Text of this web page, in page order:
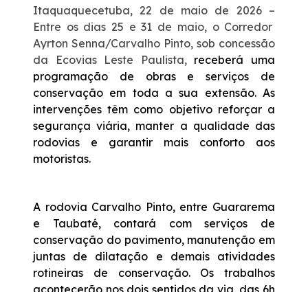
WhatsApp
Itaquaquecetuba, 22 de maio de 2026 –
Entre os dias 25 e 31 de maio, o Corredor
Ayrton Senna/Carvalho Pinto, sob concessão
da Ecovias Leste Paulista, receberá uma
programação de obras e serviços de
conservação em toda a sua extensão. As
intervenções têm como objetivo reforçar a
segurança viária, manter a qualidade das
rodovias e garantir mais conforto aos
motoristas.
A rodovia Carvalho Pinto, entre Guararema
e Taubaté, contará com serviços de
conservação do pavimento, manutenção em
juntas de dilatação e demais atividades
rotineiras de conservação. Os trabalhos
acontecerão nos dois sentidos da via, das 6h